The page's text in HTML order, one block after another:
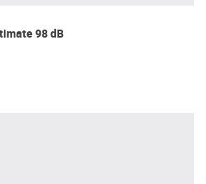
98 dB